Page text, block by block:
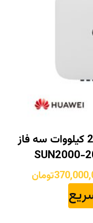
اینورتر متصل به شبکه 20 کیلووات سه فاز
تومان